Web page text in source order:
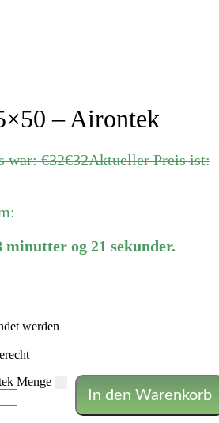
– Airontek
war: €32€32Aktueller Preis ist:
minutter og 21 sekunder.
werden
Menge
-
In den Warenkorb